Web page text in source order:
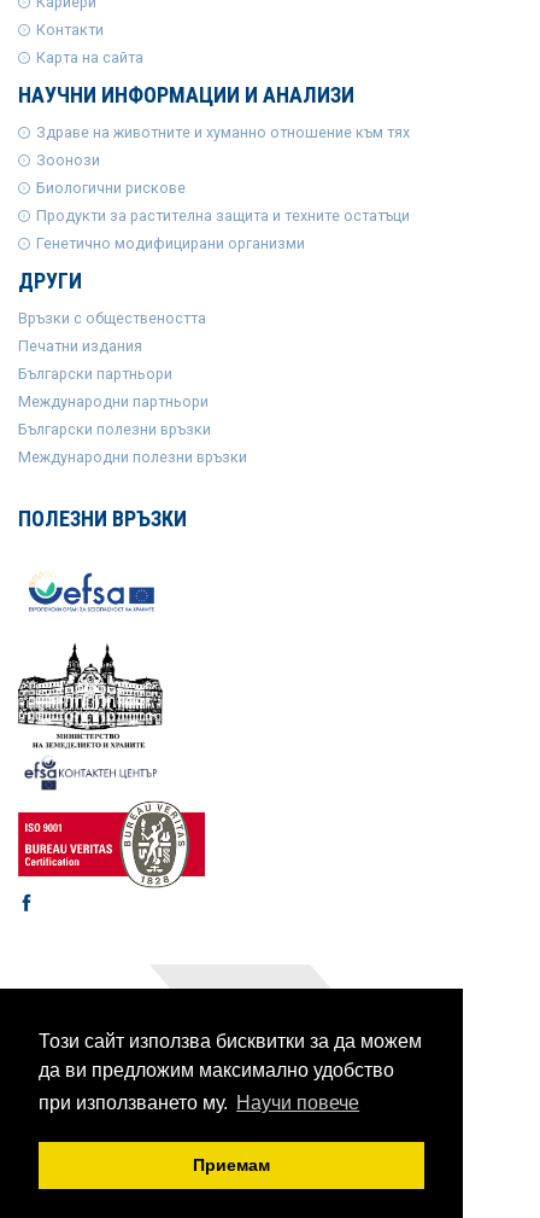
Този сайт използва бисквитки за да можем
да ви предложим максимално удобство
при използването му. Научи повече
Приемам
Контакти
Карта на сайта
НАУЧНИ ИНФОРМАЦИИ И АНАЛИЗИ
Здраве на животните и хуманно отношение към тях
Зоонози
Биологични рискове
Продукти за растителна защита и техните остатъци
Генетично модифицирани организми
ДРУГИ
Връзки с обществеността
Печатни издания
Български партньори
Международни партньори
Български полезни връзки
Международни полезни връзки
ПОЛЕЗНИ ВРЪЗКИ
© 2003-2026 CORHV
Всички права запазени.